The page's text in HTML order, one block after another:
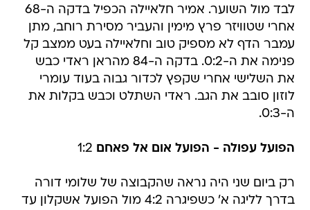
לבד מול השוער. אמיר חלאיילה הכפיל בדקה ה-68
אחרי שטוויזר פרץ מימין והעביר מסירת רוחב, מתן
עמבר הדף לא מספיק טוב וחלאיילה בעט ממצב קל
פנימה את ה-0:2. בדקה ה-84 מהראן ראדי כבש
את השלישי אחרי שקפץ לכדור גבוה בעוד עומרי
לוזון סובב את הגב. ראדי השתלט וכבש בקלות את
ה-0:3.
הפועל עפולה - הפועל אום אל פאחם
רק ביום שני היה נראה שהקבוצה של שלומי דורה
בדרך לליגה א' כשפיגרה 4:2 מול הפועל אשקלון עד